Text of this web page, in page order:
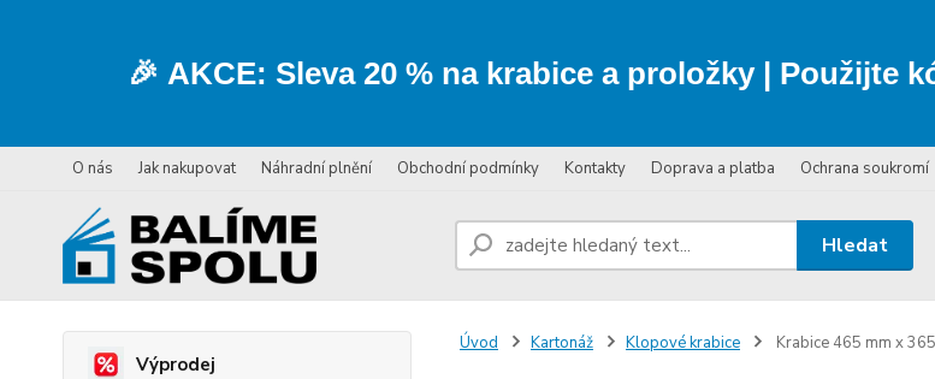
🎉 AKCE: Sleva 20 % na krabice a proložky| Použijte
O nás Jak nakupovat Náhradní plnění Obchodní podmínky Kontakty Doprava a platba Ochrana soukromí
Hledat
Výprodej
Úvod Kartonáž Klopové krabice Krabice 465 mm x